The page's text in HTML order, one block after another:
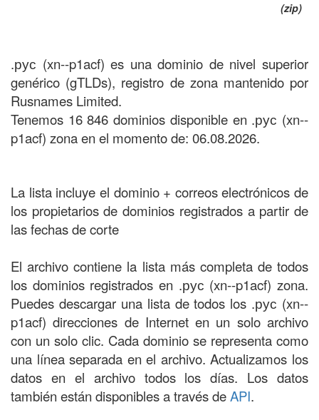
(zip)
.рус (xn--p1acf) es una dominio de nivel superior
genérico (gTLDs), registro de zona mantenido por
Rusnames Limited.
Tenemos 16 846 dominios disponible en .рус (xn--
p1acf) zona en el momento de: 06.08.2026.
La lista incluye el dominio + correos electrónicos de
los propietarios de dominios registrados a partir de
las fechas de corte
El archivo contiene la lista más completa de todos
los dominios registrados en .рус (xn--p1acf) zona.
Puedes descargar una lista de todos los .рус (xn--
p1acf) direcciones de Internet en un solo archivo
con un solo clic. Cada dominio se representa como
una línea separada en el archivo. Actualizamos los
datos en el archivo todos los días. Los datos
también están disponibles a través deAPI.